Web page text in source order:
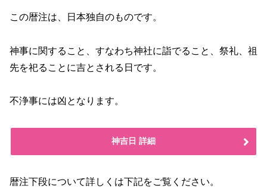
この暦注は、日本独自のものです。
神事に関すること、すなわち神社に詣でること、祭礼、祖
先を祀ることに吉とされる日です。
不浄事には凶となります。
神吉日 詳細
暦注下段について詳しくは下記をご覧ください。